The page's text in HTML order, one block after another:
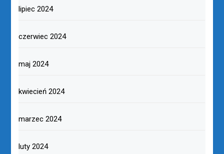
lipiec 2024
czerwiec 2024
maj 2024
kwiecień 2024
marzec 2024
luty 2024